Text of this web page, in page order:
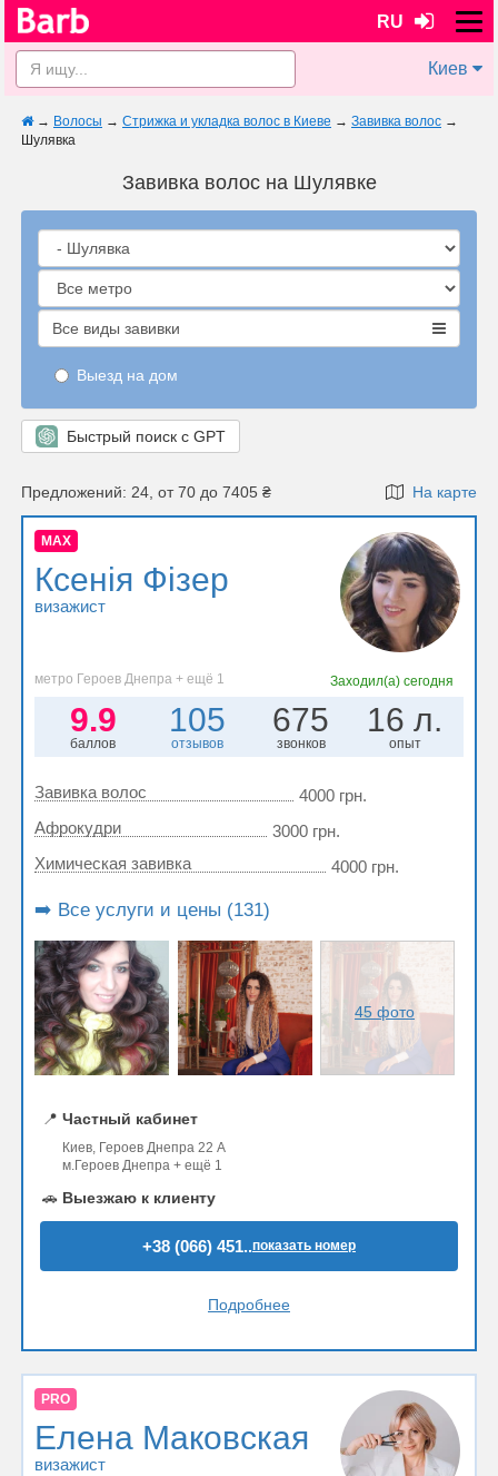
RU
Киев
→ Волосы → Стрижка и укладка волос в Киеве → Завивка волос →
Шулявка
Завивка волос на Шулявке
Все виды завивки
Выезд на дом
Быстрый поиск с GPT
Предложений: 24, от 70 до 7405 ₴ На карте
MAX
Ксенія Фізер
визажист
метро Героев Днепра + ещё 1 Заходил(а)сегодня
9.9
баллов
105
отзывов
675
звонков
16 л.
опыт
Завивка волос
4000 грн.
Афрокудри
3000 грн.
Химическая завивка
4000 грн.
➡️ Все услуги и цены (131)
45 фото
📍 Частный кабинет
Киев, Героев Днепра 22 А
м.Героев Днепра + ещё 1
🚗 Выезжаю к клиенту
+38 (066) 451..показать номер
Подробнее
PRO
Елена Маковская
визажист